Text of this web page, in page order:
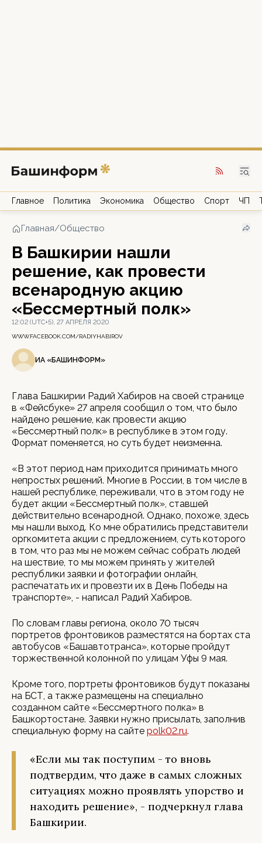
Главное Политика Экономика Общество Спорт ЧП
Главная/Общество
В Башкирии нашли
решение, как провести
всенародную акцию
«Бессмертный полк»
12:02 (UTC+5), 27 АПРЕЛЯ 2020
WWW.FACEBOOK.COM/RADIYHABIROV
ИА «БАШИНФОРМ»
Глава Башкирии Радий Хабиров на своей странице
в «Фейсбуке» 27 апреля сообщил о том, что было
найдено решение, как провести акцию
«Бессмертный полк» в республике в этом году.
Формат поменяется, но суть будет неизменна.
«В этот период нам приходится принимать много
непростых решений. Многие в России, в том числе в
нашей республике, переживали, что в этом году не
будет акции «Бессмертный полк», ставшей
действительно всенародной. Однако, похоже, здесь
мы нашли выход. Ко мне обратились представители
оргкомитета акции с предложением, суть которого
в том, что раз мы не можем сейчас собрать людей
на шествие, то мы можем принять у жителей
республики заявки и фотографии онлайн,
распечатать их и провезти их в День Победы на
транспорте», - написал Радий Хабиров.
По словам главы региона, около 70 тысяч
портретов фронтовиков разместятся на бортах ста
автобусов «Башавтотранса», которые пройдут
торжественной колонной по улицам Уфы 9 мая.
Кроме того, портреты фронтовиков будут показаны
на БСТ, а также размещены на специально
созданном сайте «Бессмертного полка» в
Башкортостане. Заявки нужно присылать, заполнив
специальную форму на сайте polk02.ru.
«Если мы так поступим - то вновь
подтвердим, что даже в самых сложных
ситуациях можно проявлять упорство и
находить решение», - подчеркнул глава
Башкирии.